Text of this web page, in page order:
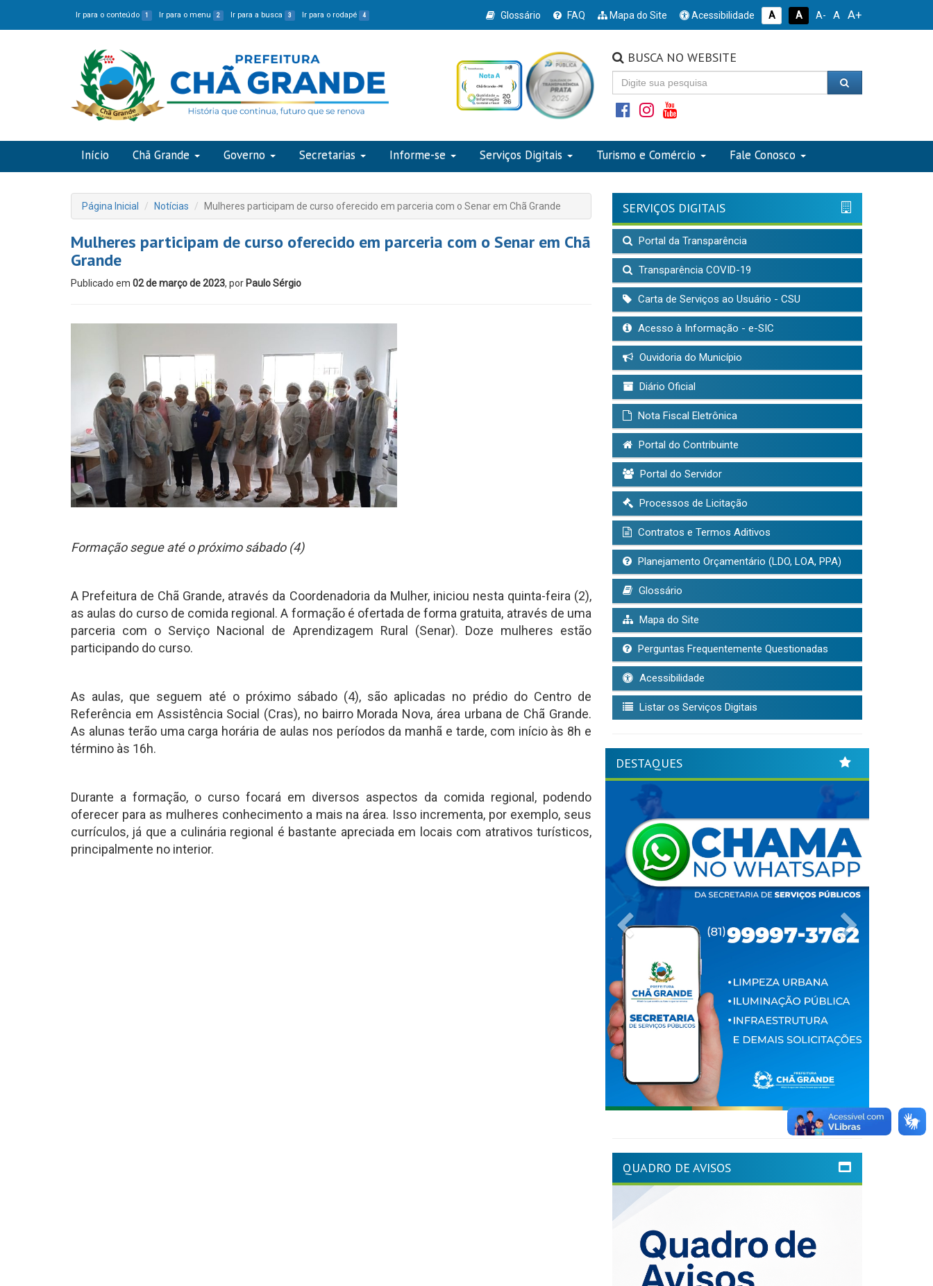
Ir para o conteúdo 1 Ir para o menu 2 Ir para a busca 3 Ir para o rodapé 4 Glossário FAQ Mapa do Site Acessibilidade A A A- A A+
BUSCA NO WEBSITE
Início Chã Grande Governo Secretarias Informe-se Serviços Digitais Turismo e Comércio Fale Conosco
Página Inicial Notícias Mulheres participam de curso oferecido em parceria com o Senar em Chã Grande
Mulheres participam de curso oferecido em parceria com o Senar em Chã
Grande
Publicado em 02 de março de 2023, por Paulo Sérgio
Formação segue até o próximo sábado (4)
A Prefeitura de Chã Grande, através da Coordenadoria da Mulher, iniciou nesta quinta-feira (2),
as aulas do curso de comida regional. A formação é ofertada de forma gratuita, através de uma
parceria com o Serviço Nacional de Aprendizagem Rural (Senar). Doze mulheres estão
participando do curso.
As aulas, que seguem até o próximo sábado (4), são aplicadas no prédio do Centro de
Referência em Assistência Social (Cras), no bairro Morada Nova, área urbana de Chã Grande.
As alunas terão uma carga horária de aulas nos períodos da manhã e tarde, com início às 8h e
término às 16h.
Durante a formação, o curso focará em diversos aspectos da comida regional, podendo
oferecer para as mulheres conhecimento a mais na área. Isso incrementa, por exemplo, seus
currículos, já que a culinária regional é bastante apreciada em locais com atrativos turísticos,
principalmente no interior.
SERVIÇOS DIGITAIS
Portal da Transparência
Transparência COVID-19
Carta de Serviços ao Usuário - CSU
Acesso à Informação - e-SIC
Ouvidoria do Município
Diário Oficial
Nota Fiscal Eletrônica
Portal do Contribuinte
Portal do Servidor
Processos de Licitação
Contratos e Termos Aditivos
Planejamento Orçamentário (LDO, LOA, PPA)
Glossário
Mapa do Site
Perguntas Frequentemente Questionadas
Acessibilidade
Listar os Serviços Digitais
DESTAQUES
Previous
QUADRO DE AVISOS